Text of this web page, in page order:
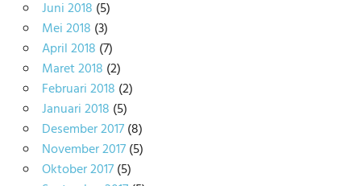
Juni 2018 (5)
Mei 2018 (3)
April 2018 (7)
Maret 2018 (2)
Februari 2018 (2)
Januari 2018 (5)
Desember 2017(8)
November 2017(5)
Oktober 2017(5)